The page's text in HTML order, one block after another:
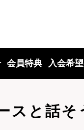
会員特典 入会希
スと話そ